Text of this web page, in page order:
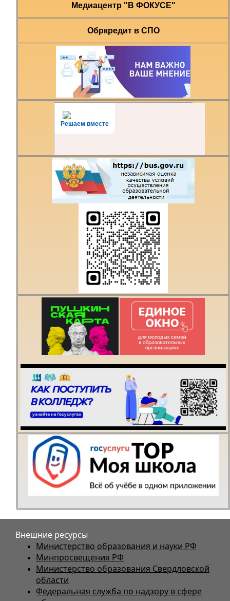
Медиацентр "В ФОКУСЕ"
Обркредит в СПО
Решаем вместе
Есть предложения по
организации учебного
процесса или знаете,
как сделать техникум
лучше?
Написать о проблеме
Внешние ресурсы
Министерство образования и науки РФ
Минпросвещения РФ
Министерство образования Свердловской
области
Федеральная служба по надзору в сфере